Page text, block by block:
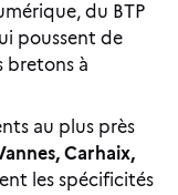
du BTP
poussent de
bretons à
au plus près
Carhaix,
les spécificités